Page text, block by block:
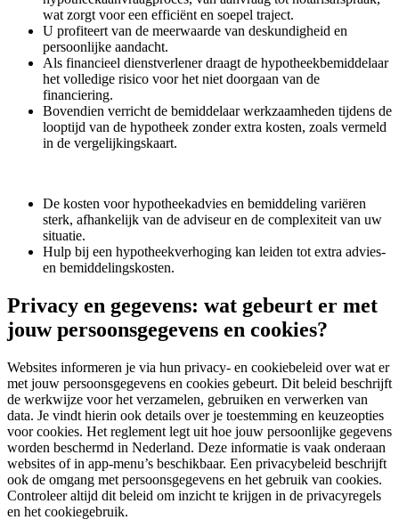
wat zorgt voor een efficiënt en soepel traject.
U profiteert van de meerwaarde van deskundigheid en
persoonlijke aandacht.
Als financieel dienstverlener draagt de hypotheekbemiddelaar
het volledige risico voor het niet doorgaan van de
financiering.
Bovendien verricht de bemiddelaar werkzaamheden tijdens de
looptijd van de hypotheek zonder extra kosten, zoals vermeld
in de vergelijkingskaart.
De kosten voor hypotheekadvies en bemiddeling variëren
sterk, afhankelijk van de adviseur en de complexiteit van uw
situatie.
Hulp bij een hypotheekverhoging kan leiden tot extra advies-
en bemiddelingskosten.
Privacy en gegevens: wat gebeurt er met
jouw persoonsgegevens en cookies?
Websites informeren je via hun privacy- en cookiebeleid over wat er
met jouw persoonsgegevens en cookies gebeurt. Dit beleid beschrijft
de werkwijze voor het verzamelen, gebruiken en verwerken van
data. Je vindt hierin ook details over je toestemming en keuzeopties
voor cookies. Het reglement legt uit hoe jouw persoonlijke gegevens
worden beschermd in Nederland. Deze informatie is vaak onderaan
websites of in app-menu’s beschikbaar. Een privacybeleid beschrijft
ook de omgang met persoonsgegevens en het gebruik van cookies.
Controleer altijd dit beleid om inzicht te krijgen in de privacyregels
en het cookiegebruik.